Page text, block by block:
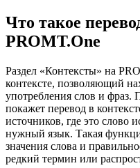
Что такое
PROMT.One
Раздел «Контексты» на
контексте, позволяющий
употребления слов и фраз.
покажет перевод в
источников, где это слово
нужный язык. Такая
значения слова и
редкий термин или